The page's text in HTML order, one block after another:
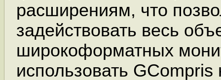
расширениям, что
задействовать весь
широкоформатных
использовать GCompris